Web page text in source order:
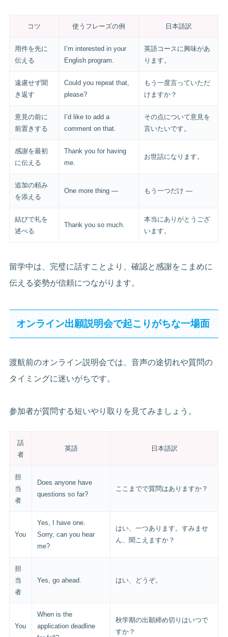
コツ 使うフレーズの例 日本語訳
用件を先に
伝える
I’m interested in your
English program.
英語コースに興味があ
ります。
遠慮せず聞
き返す
Could you repeat that,
please?
もう一度言っていただ
けますか？
意見の前に
前置きする
I’d like to add a
comment on that.
その点について意見を
言いたいです。
感謝を最初
に伝える
Thank you for having
me.
お世話になります。
追加の頼み
を添える
One more thing — もう一つだけ —
結びで礼を
述べる
Thank you so much.
本当にありがとうござ
います。
留学中は、完璧に話すことより、確認と感謝をこまめに
伝える姿勢が信頼につながります。
オンライン出願説明会で起こりがちな一場面
渡航前のオンライン説明会では、音声の途切れや質問の
タイミングに迷いがちです。
参加者が質問する短いやり取りを見てみましょう。
話
者
英語 日本語訳
担
当
者
Does anyone have
questions so far?
ここまでで質問はありますか？
You
Yes, I have one.
Sorry, can you hear
me?
はい、一つあります。すみませ
ん、聞こえますか？
担
当
者
Yes, go ahead. はい、どうぞ。
You
When is the
application deadline
秋学期の出願締め切りはいつで
すか？